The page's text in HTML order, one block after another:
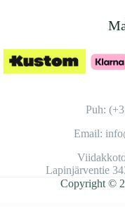
Puh:
Email:
Lapinjärventie
Copyright ©